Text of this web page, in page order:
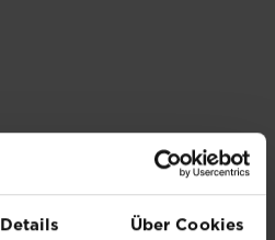
Details Über Cookies